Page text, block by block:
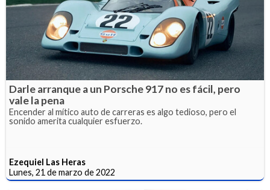
Darle arranque a un Porsche 917 no es fácil, pero
vale la pena
Encender al mítico auto de carreras es algo tedioso, pero el
sonido amerita cualquier esfuerzo.
Ezequiel Las Heras
Lunes, 21 de marzo de 2022